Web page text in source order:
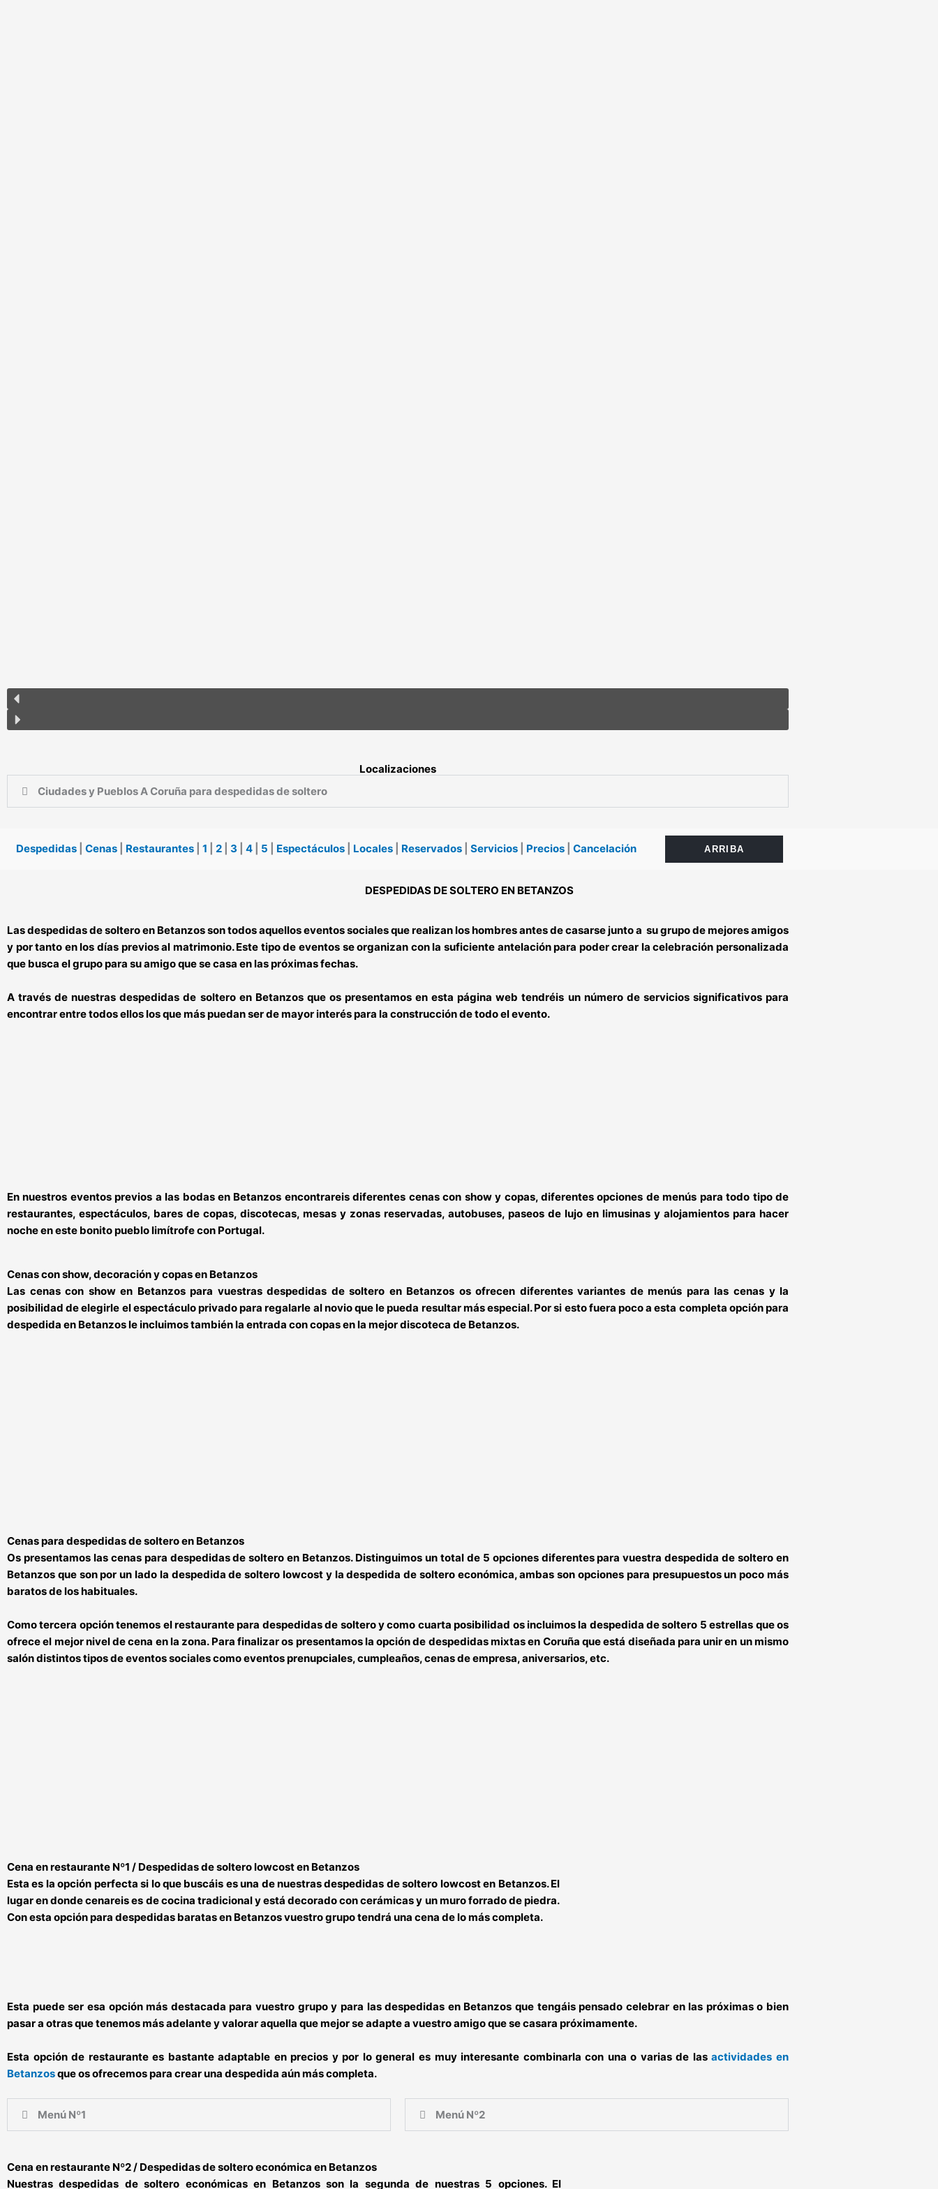
Localizaciones
Ciudades y Pueblos A Coruña para despedidas de soltero
Despedidas |Cenas Restaurantes |1 2 |3 |4 5 Espectáculos Locales Reservados |Servicios Precios |Cancelación ARRIBA
DESPEDIDAS DE SOLTERO EN BETANZOS
Lasdespedidas de soltero en Betanzosson todos aquellos eventos sociales que realizan los hombres antes de casarse junto a su grupo de mejores amigos
y por tanto en los días previos al matrimonio. Este tipo de eventos se organizan con la suficiente antelación para poder crear la celebración personalizada
que busca el grupo para su amigo que se casa en las próximas fechas.
A través de nuestrasdespedidas de soltero en Betanzosque os presentamos en esta página web tendréis un número de servicios significativos para
encontrar entre todos ellos los que más puedan ser de mayor interés para la construcción de todo el evento.
En nuestros eventos previos a las bodas en Betanzos encontrareis diferentes cenas con show y copas, diferentes opciones de menús para todo tipo de
restaurantes, espectáculos, bares de copas, discotecas, mesas y zonas reservadas, autobuses, paseos de lujo en limusinas y alojamientos para hacer
noche en este bonito pueblo limítrofe con Portugal.
Cenas con show, decoración y copas en Betanzos
Las cenas con show en Betanzospara vuestrasdespedidas de soltero en Betanzos os ofrecen diferentes variantes de menús para las cenas y la
posibilidad de elegirle el espectáculo privado para regalarle al novio que le pueda resultar más especial. Por si esto fuera poco a esta completa opción para
despedida en Betanzosle incluimos también la entrada con copas en la mejor discoteca de Betanzos.
Cenas para despedidas de soltero en Betanzos
Os presentamos las cenas para despedidas de soltero en Betanzos. Distinguimos un total de 5 opciones diferentes para vuestradespedida de soltero en
Betanzos que son por un lado la despedida de soltero lowcost y la despedida de soltero económica, ambas son opciones para presupuestos un poco más
baratosde los habituales.
Como tercera opción tenemos elrestaurante para despedidas de solteroy como cuarta posibilidad os incluimos la despedida de soltero 5 estrellas que os
ofrece el mejor nivel de cena en la zona. Para finalizar os presentamos la opción de despedidas mixtas en Coruña que está diseñada paraunir en un mismo
salón distintos tipos de eventos socialescomo eventos prenupciales, cumpleaños, cenas de empresa, aniversarios, etc.
Cena en restaurante Nº1 / Despedidas de soltero lowcost en Betanzos
Esta es la opción perfecta si lo que buscáis es una de nuestrasdespedidas de soltero lowcost en Betanzos.El
lugar en donde cenareis es de cocina tradicional y está decorado con cerámicas y un muro forrado de piedra.
Con esta opción para despedidas baratas en Betanzosvuestro grupo tendrá una cena de lo más completa.
Esta puede ser esa opción más destacada para vuestro grupo y para las despedidas en Betanzos que tengáis pensado celebrar en las próximas o bien
pasar a otras que tenemos más adelante y valorar aquella que mejor se adapte a vuestro amigo que se casara próximamente.
Esta opción de restaurante es bastante adaptable en precios y por lo general es muy interesante combinarla con una o varias de lasactividades en
Betanzosque os ofrecemos para crear una despedida aún más completa.
Menú Nº1 Menú Nº2
Cena en restaurante Nº2 / Despedidas de soltero económica en Betanzos
Nuestrasdespedidas de soltero económicas en Betanzos son la segunda de nuestras 5 opciones. El